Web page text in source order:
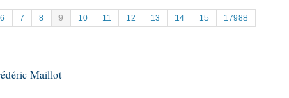
6 7 8 9 10 11 12 13 14 15
17988
Maillot